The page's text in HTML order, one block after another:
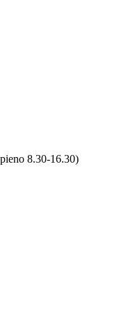
8.30-16.30)